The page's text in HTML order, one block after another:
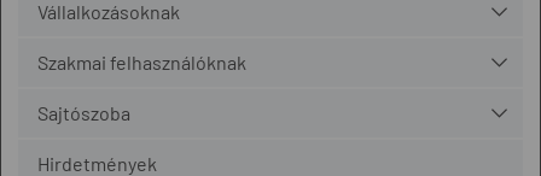
Vállalkozásoknak
Szakmai felhasználóknak
Sajtószoba
Hirdetmények